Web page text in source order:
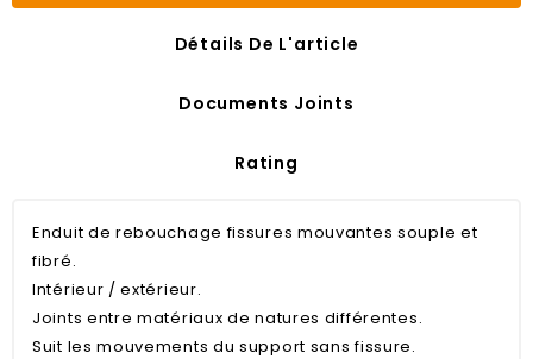
Détails De L'article
Documents Joints
Rating
Enduit de rebouchage fissures mouvantes souple et
fibré.
Intérieur / extérieur.
Joints entre matériaux de natures différentes.
Suit les mouvements du support sans fissure.